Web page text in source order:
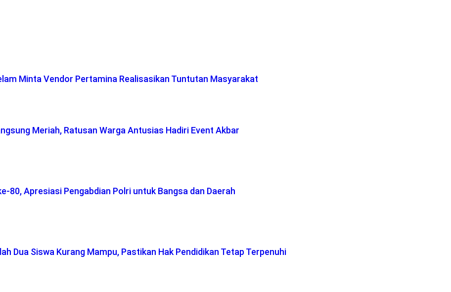
Minta Vendor Pertamina Realisasikan Tuntutan Masyarakat
Meriah, Ratusan Warga Antusias Hadiri Event Akbar
80, Apresiasi Pengabdian Polri untuk Bangsa dan Daerah
Dua Siswa Kurang Mampu, Pastikan Hak Pendidikan Tetap Terpenuhi